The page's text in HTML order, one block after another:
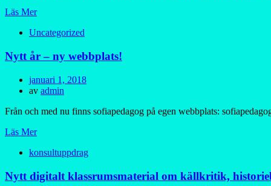
Läs Mer
Uncategorized
Nytt år – ny webbplats!
Publicerad
den
januari 1, 2018
av admin
Från och med nu finns sofiapedagog på egen webbplats:
Läs Mer
konsultuppdrag
Nytt digitalt klassrumsmaterial om källkritik,